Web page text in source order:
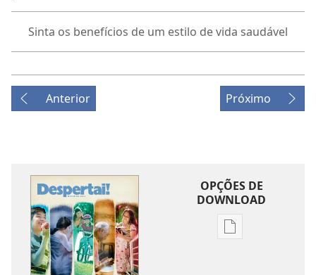
Sinta os benefícios de um estilo de vida saudável
Anterior Próximo
OPÇÕES DE
DOWNLOAD
Opções